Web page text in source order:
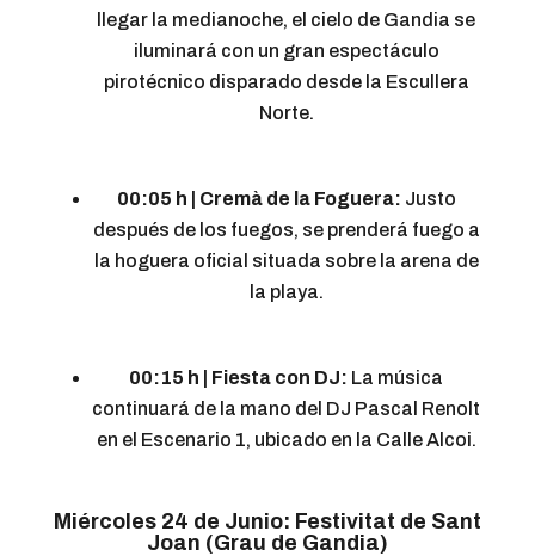
llegar la medianoche, el cielo de Gandia se
iluminará con un gran espectáculo
pirotécnico disparado desde la Escullera
Norte.
00:05 h | Cremà de la Foguera: Justo
después de los fuegos, se prenderá fuego a
la hoguera oficial situada sobre la arena de
la playa.
00:15 h | Fiesta con DJ: La música
continuará de la mano del DJ Pascal Renolt
en el Escenario 1, ubicado en la Calle Alcoi.
Miércoles 24 de Junio: Festivitat de Sant
Joan (Grau de Gandia)